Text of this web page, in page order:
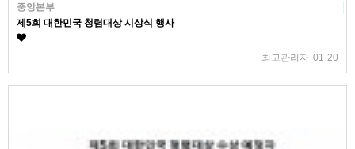
중앙본부
제5회 대한민국 청렴대상 시상식 행사
최고관리자 01-20